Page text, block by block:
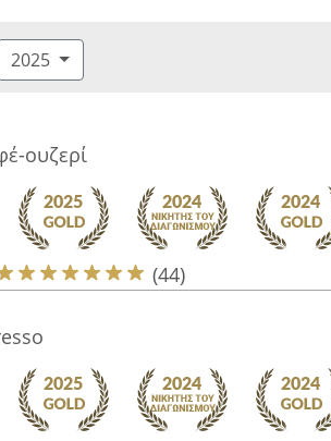
2025
ουζερί
(44)